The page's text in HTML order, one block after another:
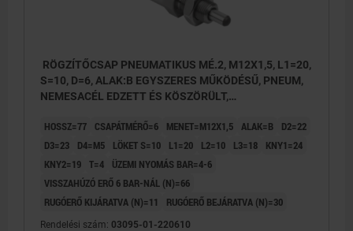
RÖGZÍTŐCSAP PNEUMATIKUS MÉ.2, M12X1,5, L1=20,
S=10, D=6, ALAK:B EGYSZERES MŰKÖDÉSŰ, PNEUM,
NEMESACÉL EDZETT ÉS KÖSZÖRÜLT,
HOSSZ=77 CSAPÁTMÉRŐ=6 MENET=M12X1,5 ALAK=B
D2=22
D3=23
D4=M5 LÖKET S=10 L1=20 L2=10 L3=18
KNY1=24
KNY2=19 T=4
ÜZEMI NYOMÁS BAR=4-6
VISSZAHÚZÓ ERŐ 6 BAR-NÁL (N)=66
RUGÓERŐ KIJÁRATVA (N)=11
RUGÓERŐ BEJÁRATVA (N)=30
Rendelési szám: 03095-01-220610